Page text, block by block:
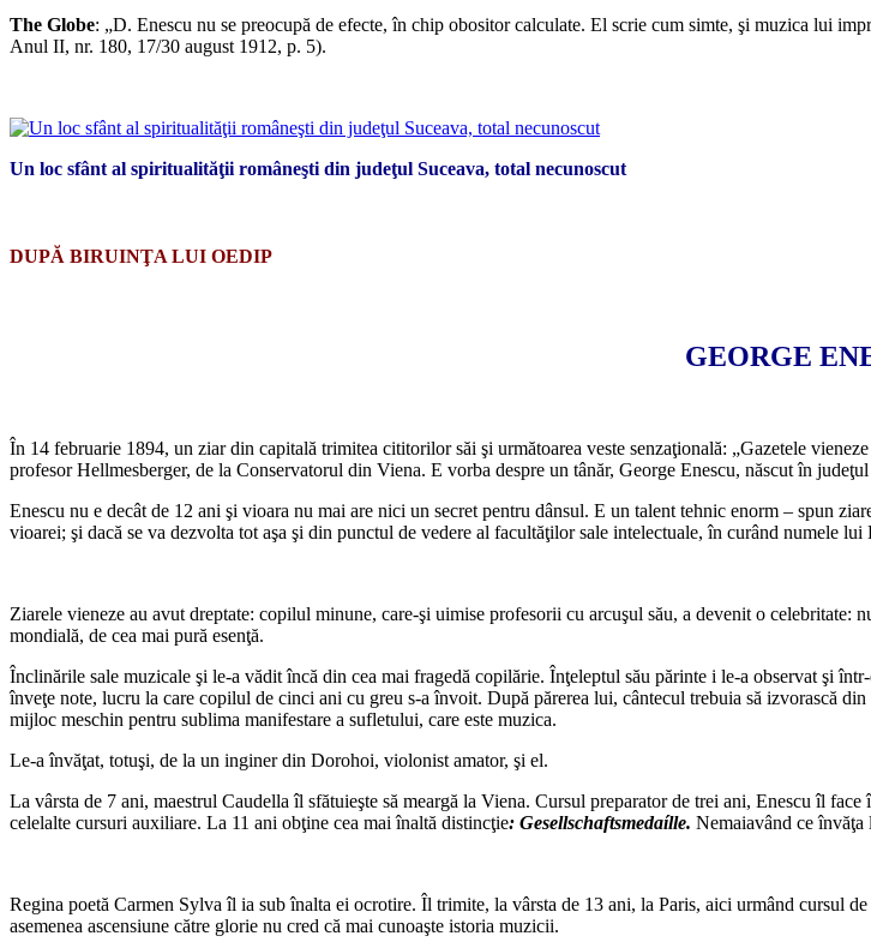
The Globe: „D. Enescu nu se preocupă de efecte, în chip obositor calculate. El scrie cum simte, şi muzica lui
Anul II, nr. 180, 17/30 august 1912, p. 5).
Un loc sfânt al spiritualităţii româneşti din judeţul Suceava, total necunoscut
DUPĂ BIRUINŢA LUI OEDIP
GEORGE
În 14 februarie 1894, un ziar din capitală trimitea cititorilor săi şi următoarea veste senzaţională: „Gazetele
profesor Hellmesberger, de la Conservatorul din Viena. E vorba despre un tânăr, George Enescu, născut în
Enescu nu e decât de 12 ani şi vioara nu mai are nici un secret pentru dânsul. E un talent tehnic enorm – spun
vioarei; şi dacă se va dezvolta tot aşa şi din punctul de vedere al facultăţilor sale intelectuale, în curând numele
Ziarele vieneze au avut dreptate: copilul minune, care-şi uimise profesorii cu arcuşul său, a devenit o
mondială, de cea mai pură esenţă.
Înclinările sale muzicale şi le-a vădit încă din cea mai fragedă copilărie. Înţeleptul său părinte i le-a observat şi
înveţe note, lucru la care copilul de cinci ani cu greu s-a învoit. După părerea lui, cântecul trebuia să izvorască
mijloc meschin pentru sublima manifestare a sufletului, care este muzica.
Le-a învăţat, totuşi, de la un inginer din Dorohoi, violonist amator, şi el.
La vârsta de 7 ani, maestrul Caudella îl sfătuieşte să meargă la Viena. Cursul preparator de trei ani, Enescu îl
celelalte cursuri auxiliare. La 11 ani obţine cea mai înaltă distincţie: Gesellschaftsmedaílle. Nemaiavând ce învăţa
Regina poetă Carmen Sylva îl ia sub înalta ei ocrotire. Îl trimite, la vârsta de 13 ani, la Paris, aici urmând cursul
asemenea ascensiune către glorie nu cred că mai cunoaşte istoria muzicii.